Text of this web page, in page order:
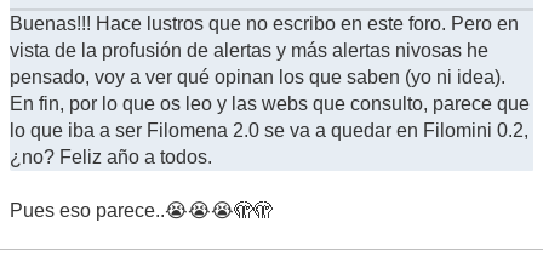
Buenas!!! Hace lustros que no escribo en este foro. Pero en
vista de la profusión de alertas y más alertas nivosas he
pensado, voy a ver qué opinan los que saben (yo ni idea).
En fin, por lo que os leo y las webs que consulto, parece que
lo que iba a ser Filomena 2.0 se va a quedar en Filomini 0.2,
¿no? Feliz año a todos.
Pues eso parece..😭😭😭🫣🫣